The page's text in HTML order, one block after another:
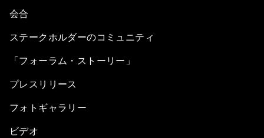
会合
ステークホルダーのコミュニティ
「フォーラム・ストーリー」
プレスリリース
フォトギャラリー
ビデオ